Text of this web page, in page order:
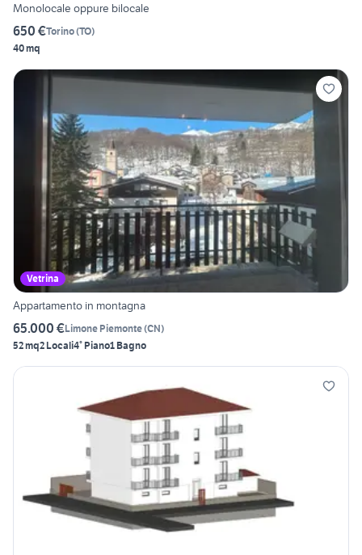
Monolocale oppure bilocale
650 €Torino(TO)
40 mq
Vetrina
Appartamento in montagna
65.000 €Limone Piemonte(CN)
52 mq2 Locali4° Piano1 Bagno